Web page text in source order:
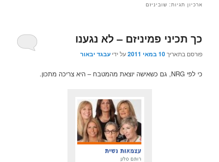
ארכיון תגיות: שוביניזם
כך תכיני פמיניזם – לא נגענו
פורסם בתאריך10 במאי 2011 על ידיעבגד יבאור
כי לפי NRG, גם כשאישה יוצאת מהמטבח – היא צריכה מתכון.